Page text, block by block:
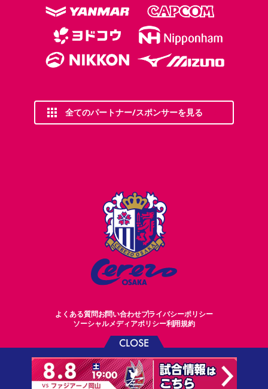
CLOSE
全てのパートナー/スポンサーを見る
よくある質問お問い合わせプライバシーポリシー
ソーシャルメディアポリシー利用規約
©CEREZO OSAKA CO.,LTD.